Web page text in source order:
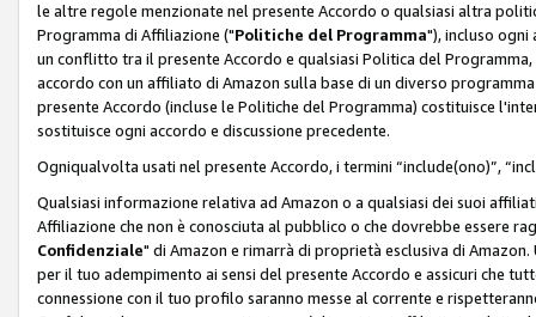
le altre regole menzionate nel presente Accordo o qualsiasi altra
Programma di Affiliazione ("Politiche del Programma"), incluso
un conflitto tra il presente Accordo e qualsiasi Politica del
accordo con un affiliato di Amazon sulla base di un diverso
presente Accordo (incluse le Politiche del Programma) costituisce
sostituisce ogni accordo e discussione precedente.
Ogniqualvolta usati nel presente Accordo, i termini “include(ono)”,
Qualsiasi informazione relativa ad Amazon o a qualsiasi dei suoi
Affiliazione che non è conosciuta al pubblico o che dovrebbe essere
Confidenziale" di Amazon e rimarrà di proprietà esclusiva di
per il tuo adempimento ai sensi del presente Accordo e assicuri che
connessione con il tuo profilo saranno messe al corrente e